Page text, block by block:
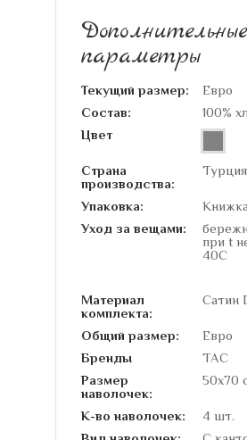
Дополнительные
параметры
Текущий размер:
Евро
Состав:
100%
Цвет
Страна
производства:
Турция
Упаковка:
Уход за вещами:
при t
40С
Материал
комплекта:
Сатин
Общий размер:
Евро
Бренды
TAC
Размер
наволочек:
50х70
К-во наволочек:
4 шт.